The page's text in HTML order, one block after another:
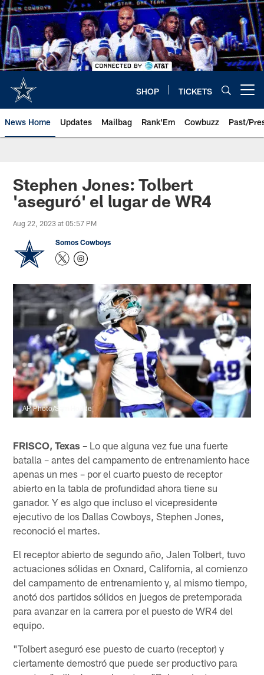
Skip
to
main
content
SHOP TICKETS
News Home Updates Mailbag Rank'Em Cowbuzz Past/
Stephen Jones: Tolbert
'aseguró' el lugar de WR4
Aug 22, 2023 at 05:57 PM
Somos Cowboys
AP Photo/Sam Hodde
FRISCO, Texas – Lo que alguna vez fue una fuerte
batalla – antes del campamento de entrenamiento hace
apenas un mes – por el cuarto puesto de receptor
abierto en la tabla de profundidad ahora tiene su
ganador. Y es algo que incluso el vicepresidente
ejecutivo de los Dallas Cowboys, Stephen Jones,
reconoció el martes.
El receptor abierto de segundo año, Jalen Tolbert, tuvo
actuaciones sólidas en Oxnard, California, al comienzo
del campamento de entrenamiento y, al mismo tiempo,
anotó dos partidos sólidos en juegos de pretemporada
para avanzar en la carrera por el puesto de WR4 del
equipo.
"Tolbert aseguró ese puesto de cuarto (receptor) y
ciertamente demostró que puede ser productivo para